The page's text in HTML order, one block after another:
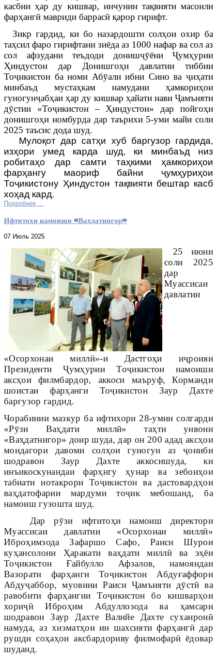
касбии ҳар ду кишвар, инчунин тақвияти масоили
фарҳангӣ мавриди баррасӣ қарор гирифт.
Зикр гардид, ки бо назардошти солҳои охир ба
таҳсил фаро гирифтани зиёда аз 1000 нафар ва сол аз
сол афзудани теъдоди донишҷӯёни Ҷумҳурии
Ҳиндустон дар Донишгоҳи давлатии тиббии
Тоҷикистон ба номи Абӯали ибни Сино ва ҷиҳати
минбаъд мустаҳкам намудани ҳамкориҳои
гуногунҷабҳаи ҳар ду кишвар ҳайати нави Ҷамъияти
дӯстии «Тоҷикистон – Ҳиндустон» дар пойгоҳи
донишгоҳи номбурда дар таърихи 5-уми майи соли
2025 таъсис дода шуд.
Мулоқот дар сатҳи хуб баргузор гардида,
изҳори умед карда шуд, ки минбаъд низ
робитаҳо дар самти таҳкими ҳамкориҳои
фарҳангу маориф байни ҷумҳуриҳои
Тоҷикистону Ҳиндустон тақвияти бештар касб
хоҳад кард.
Подробнее ...
Ифтитоҳи намоиши «Ваҳдатнигор»
07 Июль 2025
25 июни
соли 2025
дар
Муассисаи
давлатии
«Осорхонаи миллӣ»-и Дастгоҳи иҷроияи
Президенти Ҷумҳурии Тоҷикистон намоиши
аксҳои филмбардор, аккоси маъруф, Корманди
шоистаи фарҳанги Тоҷикистон Заур Дахте
баргузор гардид.
Чорабинии мазкур ба ифтихори 28-умин солгарди
«Рӯзи Ваҳдати миллӣ» таҳти унвони
«Ваҳдатнигор» доир шуда, дар он 200 адад аксҳои
мондагори давоми солҳои гуногун аз ҷониби
шодравон Заур Дахте аккосишуда, ки
инъикоскунандаи фарҳнгу ҳунар ва зебоиҳои
табиати нотакрори Тоҷикистон ва дастовардҳои
ваҳдатофарии мардуми тоҷик мебошанд, ба
намоиш гузошта шуд.
Дар рӯзи ифтитоҳи намоиш директори
Муассисаи давлатии «Осорхонаи миллӣ»
Иброҳимзода Зафаршо Сафо, Раиси Шурои
куҳансолони Ҳаракати ваҳдати миллӣ ва эҳёи
Тоҷикистон Ғайбулло Афзалов, намояндаи
Вазорати фарҳанги Тоҷикистон Абдуғаффори
Абдуҷаббор, муовини Раиси Ҷамъияти дӯстӣ ва
равобити фарҳангии Тоҷикистон бо кишварҳои
хориҷӣ Иброҳим Абдуллозода ва ҳамсари
шодравон Заур Дахте Валийе Дахте суханронӣ
намуда, аз хизматҳои ин шахсияти фарҳангӣ дар
рушди соҳаҳои аксбардориву филмофарӣ ёдовар
шуданд.